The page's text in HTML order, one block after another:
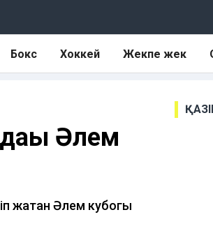
Бокс Хоккей Жекпе жек
Әлем
жатқан Әлем кубогы